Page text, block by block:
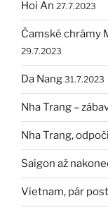
Hoi An 27.7.2023
Čamské chrámy
29.7.2023
Da Nang 31.7.2023
Nha Trang –
Nha Trang,
Saigon až
Vietnam, pár